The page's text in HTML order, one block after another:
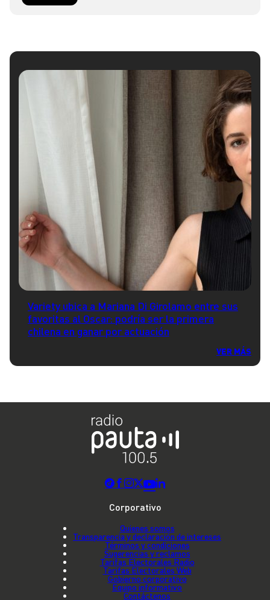
Variety ubica a Mariana Di Girolamo entre sus
favoritas al Oscar: podría ser la primera
chilena en ganar por actuación
VER MÁS
Corporativo
Quienes somos
Transparencia y declaración de intereses
Términos y condiciones
Sugerencias y reclamos
Tarifas Electorales Radio
Tarifas Electorales Web
Gobierno corporativo
Equipo informativo
Contáctenos